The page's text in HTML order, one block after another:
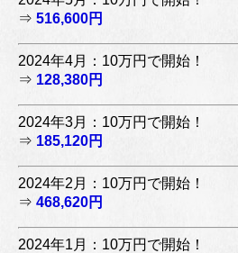
⇒ 516,600円
2024年4月：10万円で開始！
⇒ 128,380円
2024年3月：10万円で開始！
⇒ 185,120円
2024年2月：10万円で開始！
⇒ 468,620円
2024年1月：10万円で開始！